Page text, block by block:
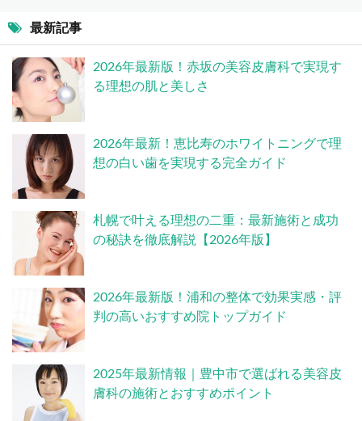
最新記事
2026年最新版！赤坂の美容皮膚科で実現す
る理想の肌と美しさ
2026年最新！恵比寿のホワイトニングで理
想の白い歯を実現する完全ガイド
札幌で叶える理想の二重：最新施術と成功
の秘訣を徹底解説【2026年版】
2026年最新版！浦和の整体で効果実感・評
判の高いおすすめ院トップガイド
2025年最新情報｜豊中市で選ばれる美容皮
膚科の施術とおすすめポイント